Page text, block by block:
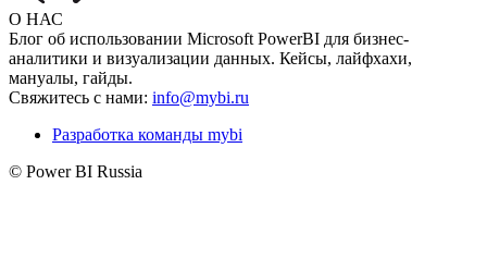
О НАС
Блог об использовании Microsoft PowerBI для бизнес-
аналитики и визуализации данных. Кейсы, лайфхахи,
мануалы, гайды.
Свяжитесь с нами: info@mybi.ru
Разработка команды mybi
© Power BI Russia